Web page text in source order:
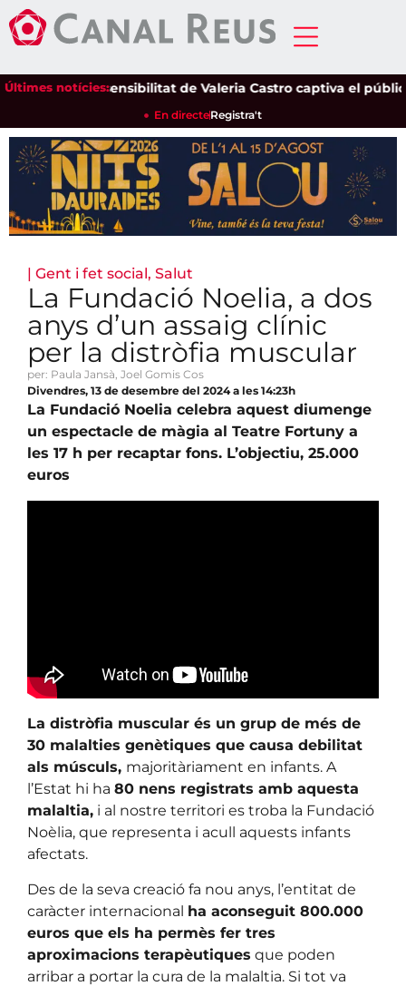
Últimes notícies:La sensibilitat de Valeria Castro captiva el públic
En directeRegistra't
| Gent i fet social, Salut
La Fundació Noelia, a dos
anys d’un assaig clínic
per la distròfia muscular
per: Paula Jansà, Joel Gomis Cos
Divendres, 13 de desembre del 2024 a les 14:23h
La Fundació Noelia celebra aquest diumenge
un espectacle de màgia al Teatre Fortuny a
les 17 h per recaptar fons. L’objectiu, 25.000
euros
La distròfia muscular és un grup de més de
30 malalties genètiques que causa debilitat
als músculs, majoritàriament en infants. A
l’Estat hi ha 80 nens registrats amb aquesta
malaltia, i al nostre territori es troba la Fundació
Noèlia, que representa i acull aquests infants
afectats.
Des de la seva creació fa nou anys, l’entitat de
caràcter internacional ha aconseguit 800.000
euros que els ha permès fer tres
aproximacions terapèutiques que poden
arribar a portar la cura de la malaltia. Si tot va